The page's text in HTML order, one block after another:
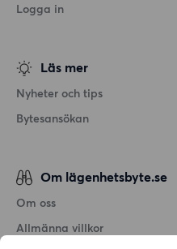
Logga in
Läs mer
Nyheter och tips
Bytesansökan
Om lägenhetsbyte.se
Om oss
Allmänna villkor